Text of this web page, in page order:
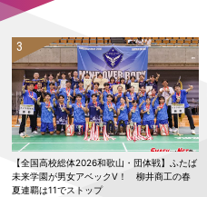
【全国高校総体2026和歌山・団体戦】ふたば
未来学園が男女アベックV！ 柳井商工の春
夏連覇は11でストップ